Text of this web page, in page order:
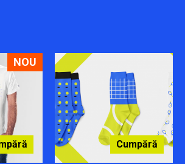
NOU
Cumpără